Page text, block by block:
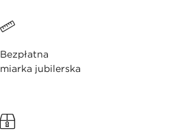
Bezpłatna
miarka jubilerska